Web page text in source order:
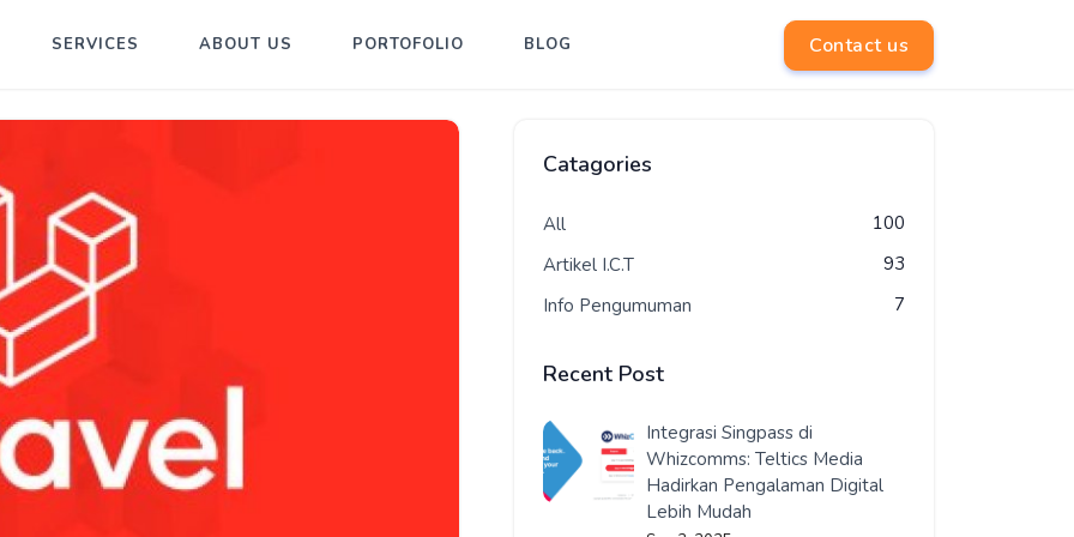
Contact us
SERVICES ABOUT US PORTOFOLIO BLOG
Catagories
All
100
Artikel I.C.T
93
Info Pengumuman
7
Recent Post
Integrasi Singpass di
Whizcomms: Teltics Media
Hadirkan Pengalaman Digital
Lebih Mudah